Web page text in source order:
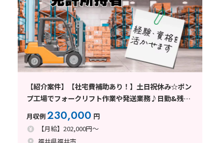
【紹介案件】【社宅費補助あり！】土日祝休み☆ポン
プ工場でフォークリフト作業や発送業務♪日勤&残業
少なめ◎
月収例230,000 円
【月給】202,000円～